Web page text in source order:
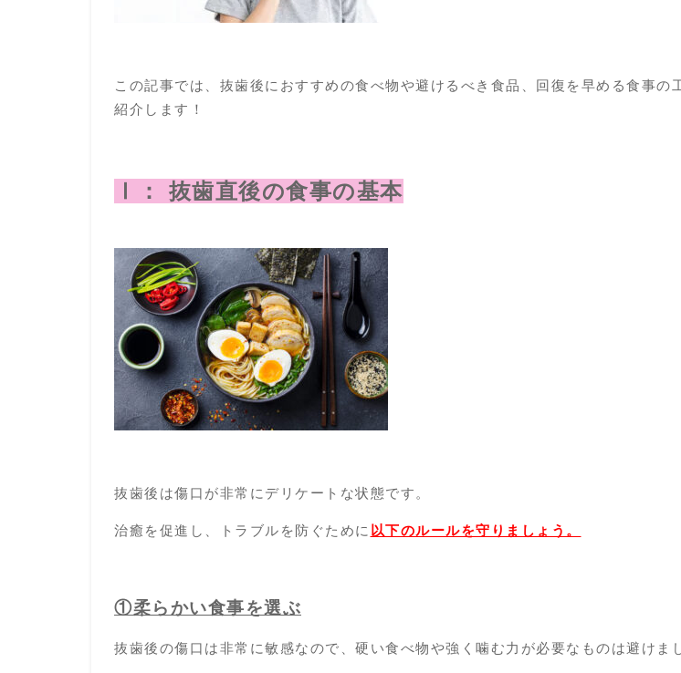
この記事では、抜歯後におすすめの食べ物や避けるべき食品、回復を早める食事の
紹介します！
Ⅰ： 抜歯直後の食事の基本
抜歯後は傷口が非常にデリケートな状態です。
治癒を促進し、トラブルを防ぐために 以下のルールを守りましょう。
①柔らかい食事を選ぶ
抜歯後の傷口は非常に敏感なので、硬い食べ物や強く噛む力が必要なものは避けま